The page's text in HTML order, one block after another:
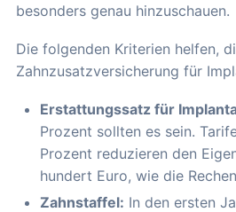
besonders genau hinzuschauen.
Die folgenden Kriterien helfen,
Zahnzusatzversicherung für
Erstattungssatz für
Prozent sollten es sein.
Prozent reduzieren den
hundert Euro, wie die
Zahnstaffel: In den ersten